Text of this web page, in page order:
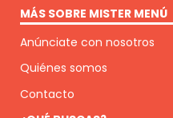
MÁS SOBRE MISTER MENÚ
Anúnciate con nosotros
Quiénes somos
Contacto